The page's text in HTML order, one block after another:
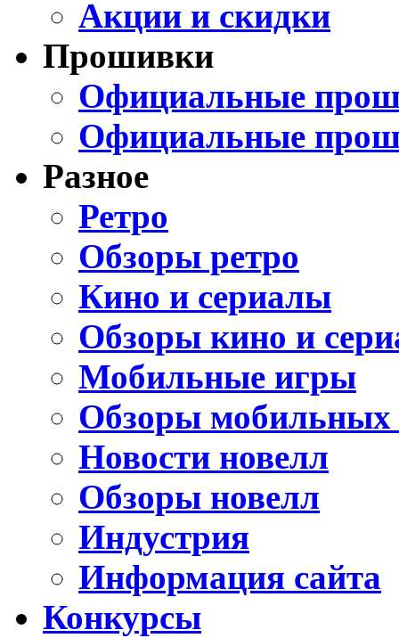
Акции и скидки
Прошивки
Официальные
Официальные
Разное
Ретро
Обзоры ретро
Кино и сериалы
Обзоры кино и
Мобильные игры
Обзоры мобильных
Новости новелл
Обзоры новелл
Индустрия
Информация сайта
Конкурсы